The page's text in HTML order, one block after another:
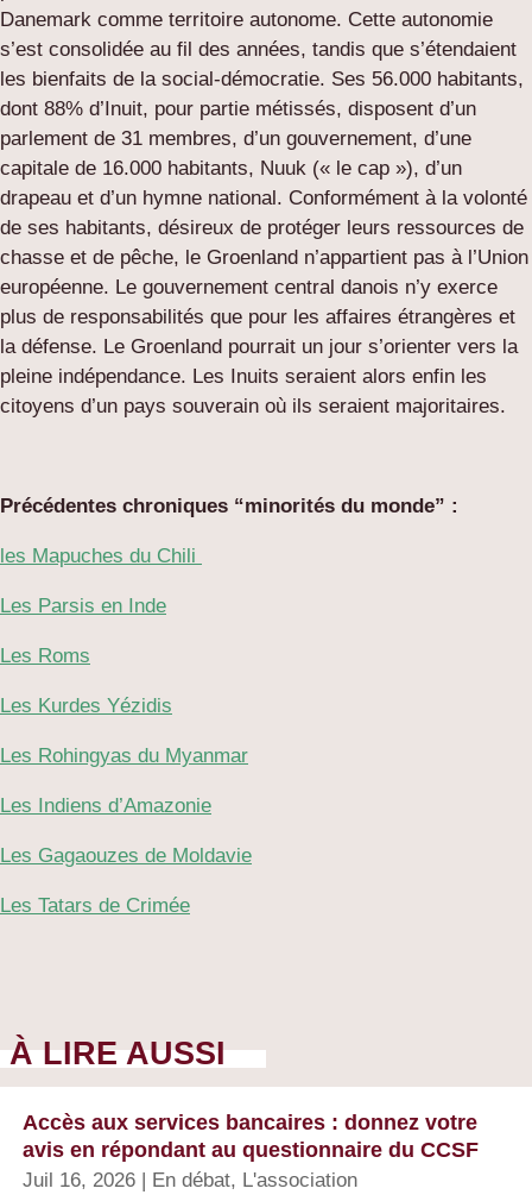
Danemark comme territoire autonome. Cette autonomie
s’est consolidée au fil des années, tandis que s’étendaient
les bienfaits de la social-démocratie. Ses 56.000 habitants,
dont 88% d’Inuit, pour partie métissés, disposent d’un
parlement de 31 membres, d’un gouvernement, d’une
capitale de 16.000 habitants, Nuuk (« le cap »), d’un
drapeau et d’un hymne national. Conformément à la volonté
de ses habitants, désireux de protéger leurs ressources de
chasse et de pêche, le Groenland n’appartient pas à l’Union
européenne. Le gouvernement central danois n’y exerce
plus de responsabilités que pour les affaires étrangères et
la défense. Le Groenland pourrait un jour s’orienter vers la
pleine indépendance. Les Inuits seraient alors enfin les
citoyens d’un pays souverain où ils seraient majoritaires.
Précédentes chroniques “minorités du monde” :
les Mapuches du Chili
Les Parsis en Inde
Les Roms
Les Kurdes Yézidis
Les Rohingyas du Myanmar
Les Indiens d’Amazonie
Les Gagaouzes de Moldavie
Les Tatars de Crimée
À LIRE AUSSI
Accès aux services bancaires : donnez votre
avis en répondant au questionnaire du CCSF
Juil 16, 2026 En débat, L'association